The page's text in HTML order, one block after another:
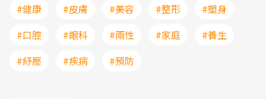
#健康 #皮膚 #美容 #整形
#塑身
#口腔
#眼科 #兩性 #家庭
#養生
#紓壓
#疾病 #預防